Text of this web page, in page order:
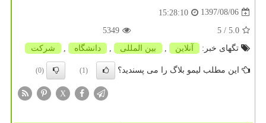
1397/08/06
15:28:10
5.0
/ 5
5349
تگهای خبر:
آنلاین بین المللی دانشگاه شركت
این مطلب لیمو بلاگ را می پسندید؟ (1)
(0)
X